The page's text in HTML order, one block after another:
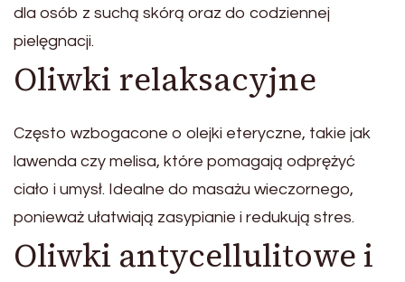
dla osób z suchą skórą oraz do codziennej
pielęgnacji.
Oliwki relaksacyjne
Często wzbogacone o olejki eteryczne, takie jak
lawenda czy melisa, które pomagają odprężyć
ciało i umysł. Idealne do masażu wieczornego,
ponieważ ułatwiają zasypianie i redukują stres.
Oliwki antycellulitowe i